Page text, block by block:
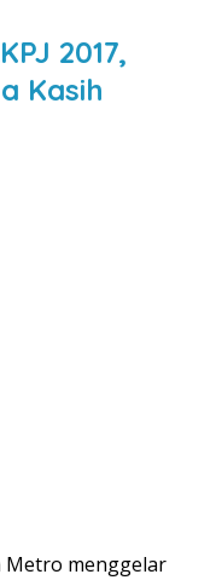
2017,
Kasih
Metro menggelar